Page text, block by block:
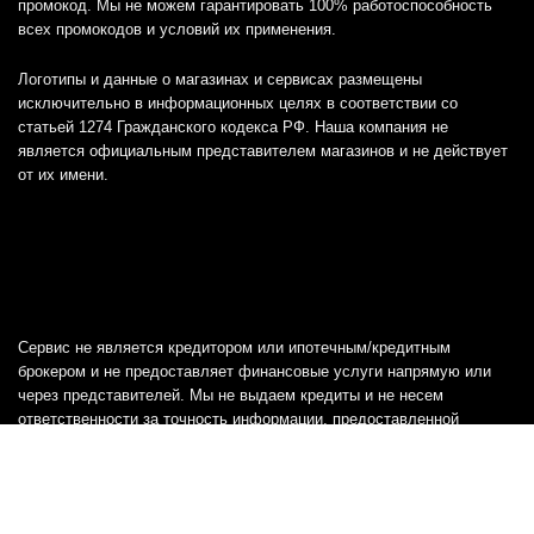
промокод. Мы не можем гарантировать 100% работоспособность
всех промокодов и условий их применения.
Логотипы и данные о магазинах и сервисах размещены
исключительно в информационных целях в соответствии со
статьей 1274 Гражданского кодекса РФ. Наша компания не
является официальным представителем магазинов и не действует
от их имени.
Сервис не является кредитором или ипотечным/кредитным
брокером и не предоставляет финансовые услуги напрямую или
через представителей. Мы не выдаем кредиты и не несем
ответственности за точность информации, предоставленной